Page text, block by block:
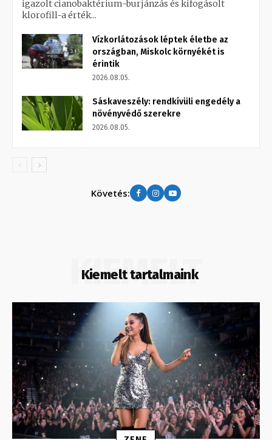
igazolt cianobaktérium-burjánzás és kifogásolt
klorofill-a érték...
Vízkorlátozások léptek életbe az
országban, Miskolc környékét is
érintik
2026.08.05.
Sáskaveszély: rendkívüli engedély a
növényvédő szerekre
2026.08.05.
Követés:
Kiemelt tartalmaink
KIEMELT